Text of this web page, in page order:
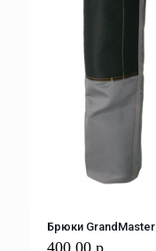
Брюки GrandMaster